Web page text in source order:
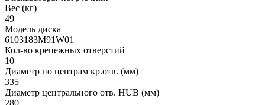
Вес (кг)
49
Модель диска
6103183M91W01
Кол-во крепежных отверстий
10
Диаметр по центрам кр.отв. (мм)
335
Диаметр центрального отв. HUB (мм)
280